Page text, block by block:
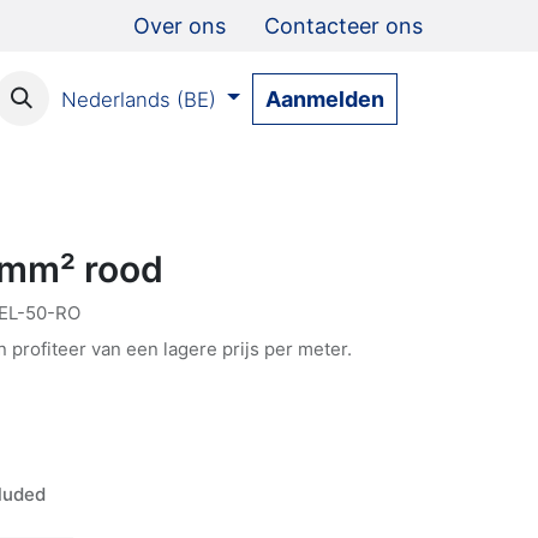
Over ons Contacteer ons
Nederlands (BE) Aanmelden
rood
50-RO
profiteer van een lagere prijs per meter.